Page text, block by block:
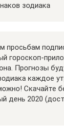
зодиака
просьбам
гороскоп-
Прогнозы
каждое
Скачайте
день 2020